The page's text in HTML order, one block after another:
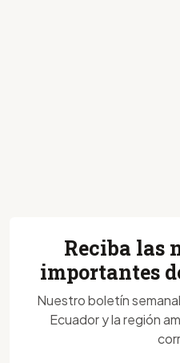
Reciba las
importantes
Nuestro boletín
Ecuador y la región